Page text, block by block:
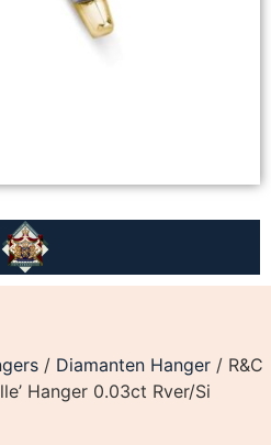
/ Diamanten Hanger / R&C
Hanger 0.03ct Rver/Si